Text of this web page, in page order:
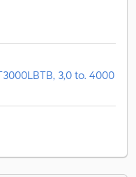
3,0 to. 4000